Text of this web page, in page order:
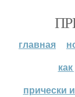
главная
прически